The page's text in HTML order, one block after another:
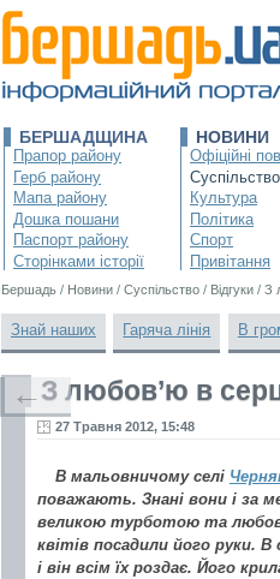
БЕРШАДЩИНА
Прапор району
Герб району
Мапа району
Дошка пошани
Паспорт району
Сторінками історії
НОВИНИ
Офіційні
Суспільство
Культура
Політика
Спорт
Привітання
Бершадь / Новини / Суспільство / Відгуки / З
Знай наших Гаряча лінія В
З любов’ю в
27 Травня 2012, 15:48
В мальовничому селі
поважають. Знані вони і за
великою турботою та
квітів посадили його руки.
і він всім їх роздає. Його
←